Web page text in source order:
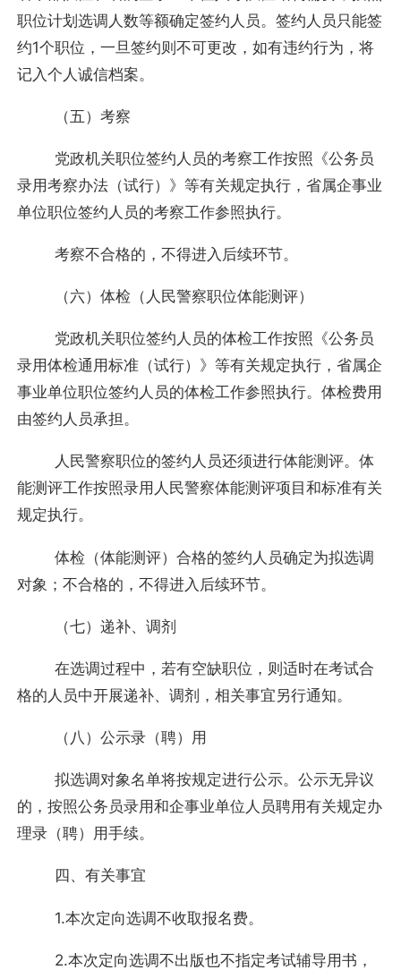
职位计划选调人数等额确定签约人员。签约人员只能签
约1个职位，一旦签约则不可更改，如有违约行为，将
记入个人诚信档案。
（五）考察
党政机关职位签约人员的考察工作按照《公务员
录用考察办法（试行）》等有关规定执行，省属企事业
单位职位签约人员的考察工作参照执行。
考察不合格的，不得进入后续环节。
（六）体检（人民警察职位体能测评）
党政机关职位签约人员的体检工作按照《公务员
录用体检通用标准（试行）》等有关规定执行，省属企
事业单位职位签约人员的体检工作参照执行。体检费用
由签约人员承担。
人民警察职位的签约人员还须进行体能测评。体
能测评工作按照录用人民警察体能测评项目和标准有关
规定执行。
体检（体能测评）合格的签约人员确定为拟选调
对象；不合格的，不得进入后续环节。
（七）递补、调剂
在选调过程中，若有空缺职位，则适时在考试合
格的人员中开展递补、调剂，相关事宜另行通知。
（八）公示录（聘）用
拟选调对象名单将按规定进行公示。公示无异议
的，按照公务员录用和企事业单位人员聘用有关规定办
理录（聘）用手续。
四、有关事宜
1.本次定向选调不收取报名费。
2.本次定向选调不出版也不指定考试辅导用书，